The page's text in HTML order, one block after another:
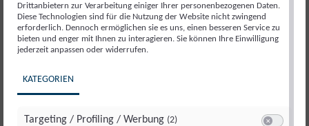
Lerne von der Social Media Strategie von MP Markus
Söder. Markus Mochti, Abteilungsleiter Social Media in
der CSU teilt Best Practices und wertvolle Tipps für
Analyse der Social-Media-Strategie
Drittanbietern zur Verarbeitung einiger Ihrer personenbezogenen Daten.
Diese Technologien sind für die Nutzung der Website nicht zwingend
erforderlich. Dennoch ermöglichen sie es uns, einen besseren Service zu
bieten und enger mit Ihnen zu interagieren. Sie können Ihre Einwilligung
jederzeit anpassen oder widerrufen.
KATEGORIEN
Targeting / Profiling / Werbung (2)